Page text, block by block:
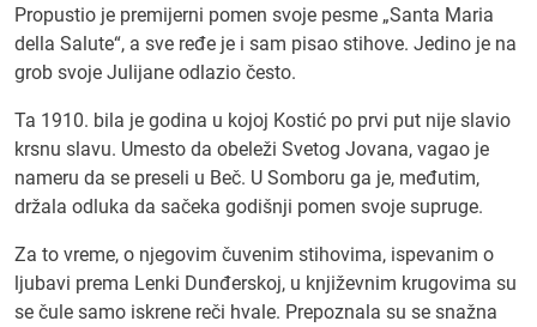
Propustio je premijerni pomen svoje pesme „Santa Maria
della Salute“, a sve ređe je i sam pisao stihove. Jedino je na
grob svoje Julijane odlazio često.
Ta 1910. bila je godina u kojoj Kostić po prvi put nije slavio
krsnu slavu. Umesto da obeleži Svetog Jovana, vagao je
nameru da se preseli u Beč. U Somboru ga je, međutim,
držala odluka da sačeka godišnji pomen svoje supruge.
Za to vreme, o njegovim čuvenim stihovima, ispevanim o
ljubavi prema Lenki Dunđerskoj, u književnim krugovima su
se čule samo iskrene reči hvale. Prepoznala su se snažna